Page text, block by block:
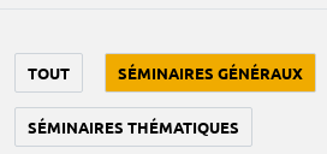
TOUT SÉMINAIRES GÉNÉRAUX
SÉMINAIRES THÉMATIQUES